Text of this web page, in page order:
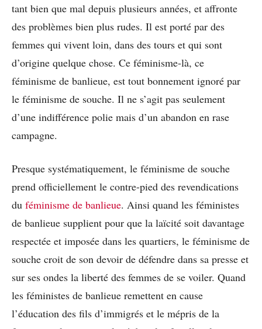
tant bien que mal depuis plusieurs années, et affronte
des problèmes bien plus rudes. Il est porté par des
femmes qui vivent loin, dans des tours et qui sont
d’origine quelque chose. Ce féminisme-là, ce
féminisme de banlieue, est tout bonnement ignoré par
le féminisme de souche. Il ne s’agit pas seulement
d’une indifférence polie mais d’un abandon en rase
campagne.
Presque systématiquement, le féminisme de souche
prend officiellement le contre-pied des revendications
du féminisme de banlieue. Ainsi quand les féministes
de banlieue supplient pour que la laïcité soit davantage
respectée et imposée dans les quartiers, le féminisme de
souche croit de son devoir de défendre dans sa presse et
sur ses ondes la liberté des femmes de se voiler. Quand
les féministes de banlieue remettent en cause
l’éducation des fils d’immigrés et le mépris de la